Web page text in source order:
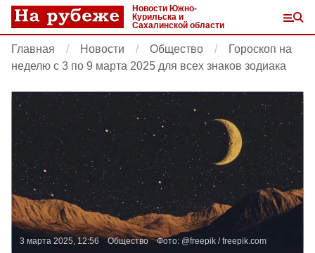
Новости Южно-
Курильска и
Сахалинской области
Главная Новости Общество
Гороскоп на
неделю с 3 по 9 марта 2025 для всех знаков зодиака
3 марта 2025, 12:56 Общество Фото: @freepik /freepik.com